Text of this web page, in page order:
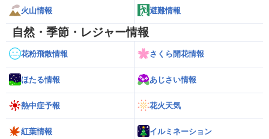
火山情報 避難情報
自然・季節・レジャー情報
花粉飛散情報 さくら開花情報
ほたる情報 あじさい情報
熱中症予報 花火天気
紅葉情報 イルミネーション